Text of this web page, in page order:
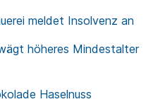
meldet Insolvenz an
höheres Mindestalter
Haselnuss